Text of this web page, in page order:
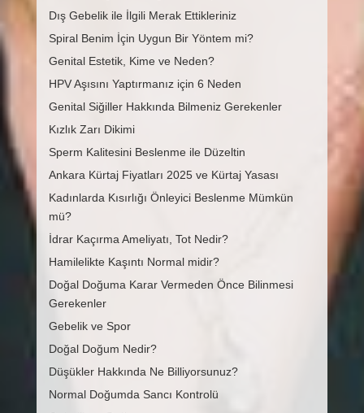
Dış Gebelik ile İlgili Merak Ettikleriniz
Spiral Benim İçin Uygun Bir Yöntem mi?
Genital Estetik, Kime ve Neden?
HPV Aşısını Yaptırmanız için 6 Neden
Genital Siğiller Hakkında Bilmeniz Gerekenler
Kızlık Zarı Dikimi
Sperm Kalitesini Beslenme ile Düzeltin
Ankara Kürtaj Fiyatları 2025 ve Kürtaj Yasası
Kadınlarda Kısırlığı Önleyici Beslenme Mümkün
mü?
İdrar Kaçırma Ameliyatı, Tot Nedir?
Hamilelikte Kaşıntı Normal midir?
Doğal Doğuma Karar Vermeden Önce Bilinmesi
Gerekenler
Gebelik ve Spor
Doğal Doğum Nedir?
Düşükler Hakkında Ne Billiyorsunuz?
Normal Doğumda Sancı Kontrolü